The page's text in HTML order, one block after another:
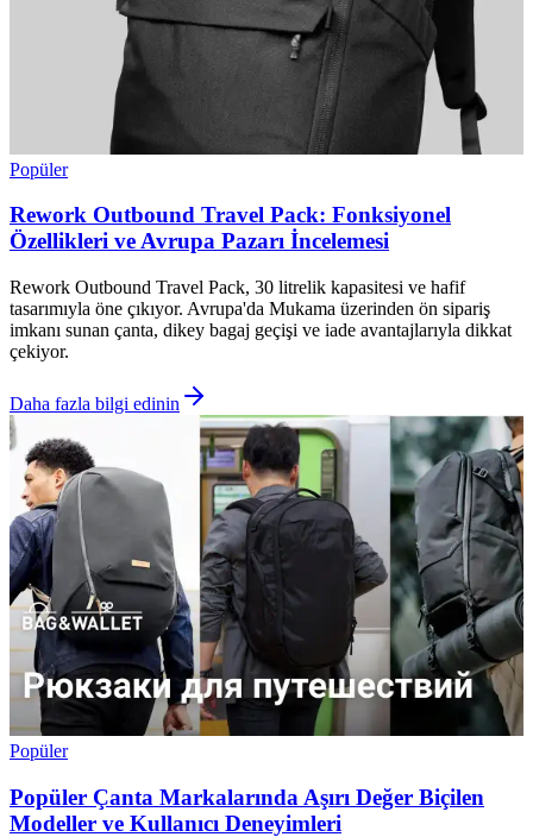
Popüler
Rework Outbound Travel Pack: Fonksiyonel
Özellikleri ve Avrupa Pazarı İncelemesi
Rework Outbound Travel Pack, 30 litrelik kapasitesi ve hafif
tasarımıyla öne çıkıyor. Avrupa'da Mukama üzerinden ön sipariş
imkanı sunan çanta, dikey bagaj geçişi ve iade avantajlarıyla dikkat
çekiyor.
Daha fazla bilgi edinin
Popüler
Popüler Çanta Markalarında Aşırı Değer Biçilen
Modeller ve Kullanıcı Deneyimleri